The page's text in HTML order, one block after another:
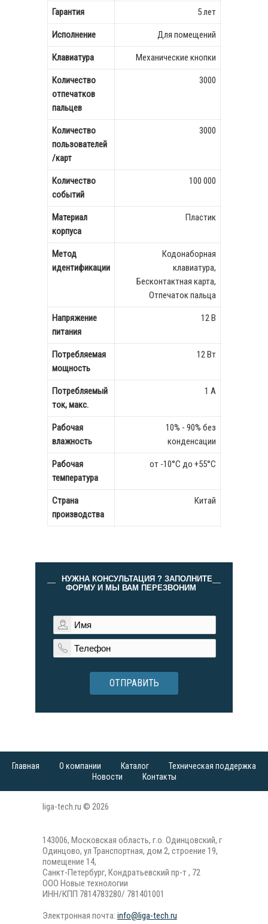
Гарантия 5 лет
Исполнение Для помещений
Клавиатура Механические кнопки
Количество
отпечатков
пальцев
3000
Количество
пользователей
/карт
3000
Количество
событий
100 000
Материал
корпуса
Пластик
Метод
идентификации
Кодонаборная
клавиатура,
Бесконтактная карта,
Отпечаток пальца
Напряжение
питания
12 В
Потребляемая
мощность
12 Вт
Потребляемый
ток, макс.
1 А
Рабочая
влажность
10% - 90% без
конденсации
Рабочая
температура
от -10°C до +55°C
Страна
производства
Китай
НУЖНА КОНСУЛЬТАЦИЯ ? ЗАПОЛНИТЕ
ФОРМУ И МЫ ВАМ ПЕРЕЗВОНИМ
ОТПРАВИТЬ
Главная О компании Каталог
Техническая поддержка
Новости
Контакты
liga-tech.ru © 2026
143006, Московская область, г.о. Одинцовский, г
Одинцово, ул Транспортная, дом 2, строение 19,
помещение 14,
Санкт-Петербург, Кондратьевский пр-т , 72
ООО Новые технологии
ИНН/КПП 7814783280/ 781401001
Электронная почта: info@liga-tech.ru